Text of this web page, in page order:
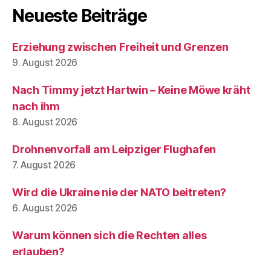
Neueste Beiträge
Erziehung zwischen Freiheit und Grenzen
9. August 2026
Nach Timmy jetzt Hartwin – Keine Möwe kräht
nach ihm
8. August 2026
Drohnenvorfall am Leipziger Flughafen
7. August 2026
Wird die Ukraine nie der NATO beitreten?
6. August 2026
Warum können sich die Rechten alles
erlauben?